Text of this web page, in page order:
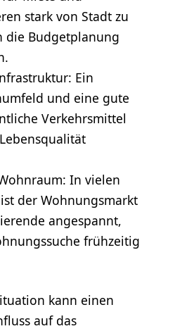
stark von Stadt zu
die Budgetplanung
Ein
und eine gute
Verkehrsmittel
In vielen
der Wohnungsmarkt
angespannt,
frühzeitig
kann einen
auf das